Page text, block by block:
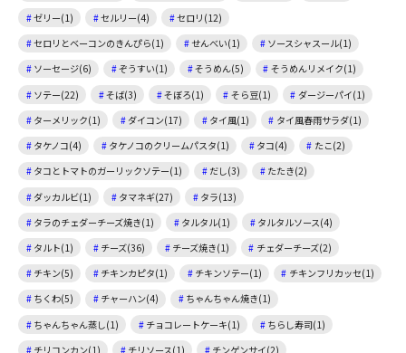
ゼリー(1)
セルリー(4)
セロリ(12)
セロリとベーコンのきんぴら(1)
せんべい(1)
ソースシャスール(1)
ソーセージ(6)
ぞうすい(1) そうめん(5)
そうめんリメイク(1)
ソテー(22)
そば(3) そぼろ(1) そら豆(1)
ダージーパイ(1)
ターメリック(1)
ダイコン(17) タイ風(1)
タイ風春雨サラダ(1)
タケノコ(4)
タケノコのクリームパスタ(1) タコ(4)
たこ(2)
タコとトマトのガーリックソテー(1)
だし(3)
たたき(2)
ダッカルビ(1)
タマネギ(27)
タラ(13)
タラのチェダーチーズ焼き(1)
タルタル(1)
タルタルソース(4)
タルト(1)
チーズ(36) チーズ焼き(1)
チェダーチーズ(2)
チキン(5)
チキンカピタ(1) チキンソテー(1)
チキンフリカッセ(1)
ちくわ(5)
チャーハン(4)
ちゃんちゃん焼き(1)
ちゃんちゃん蒸し(1)
チョコレートケーキ(1)
ちらし寿司(1)
チリコンカン(1)
チリソース(1) チンゲンサイ(2)